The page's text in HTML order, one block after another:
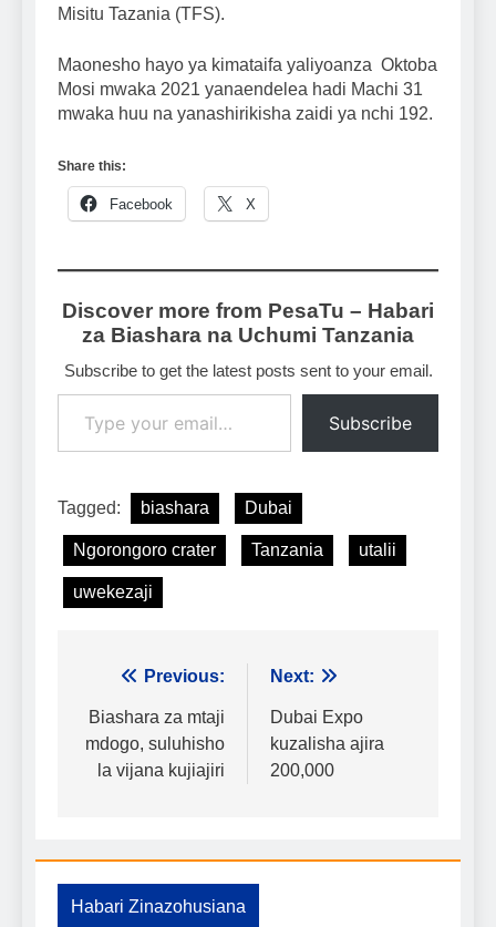
Misitu Tazania (TFS).
Maonesho hayo ya kimataifa yaliyoanza Oktoba
Mosi mwaka 2021 yanaendelea hadi Machi 31
mwaka huu na yanashirikisha zaidi ya nchi 192.
Share this:
Facebook X
Discover more from PesaTu – Habari
za Biashara na Uchumi Tanzania
Subscribe to get the latest posts sent to your email.
Type your email…
Subscribe
Tagged: biashara Dubai
Ngorongoro crater Tanzania utalii
uwekezaji
Urambazaji
wa
chapisho
Previous:
Biashara za mtaji
mdogo, suluhisho
la vijana kujiajiri
Next:
Dubai Expo
kuzalisha ajira
200,000
Habari Zinazohusiana